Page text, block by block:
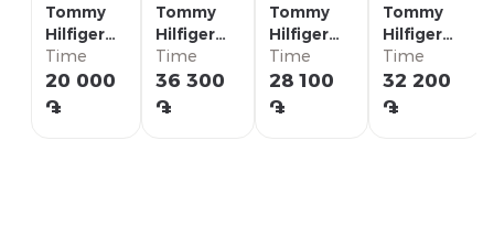
Tommy
Hilfiger
Кольцо/
2790621G
Time
20 000
֏
Tommy
Hilfiger
Ожерелье/
2790673
Time
36 300
֏
Tommy
Hilfiger
Ожерелье/
2790690
Time
28 100
֏
Tommy
Hilfiger
Ожерелье/
2790577
Time
32 200
֏